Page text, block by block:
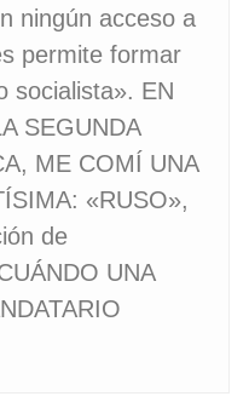
ningún acceso a
permite formar
socialista». EN
SEGUNDA
ME COMÍ UNA
«RUSO»,
de
UNA